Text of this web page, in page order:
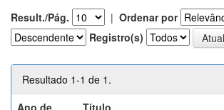
Result./Pág. | Ordenar por
Registro(s)
Resultado 1-1 de 1.
Ano de
Título